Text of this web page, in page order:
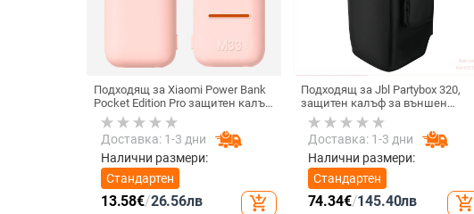
Подходящ за Xiaomi Power Bank
Pocket Edition Pro защитен калъф
33W силиконов 10000mA
неплъзгащ се защитен калъф за
Power Bank
Доставка: 1-3 дни
Налични размери:
Стандартен
13.58€/26.56лв add_shopping_cart
Подходящ за Jbl Partybox 320,
защитен калъф за външен
високоговорител, калъф за
количка Stage 320 Audio,
прахозащитно покритие.
Доставка: 1-3 дни
Налични размери:
Стандартен
74.34€/145.40лв add_shopping_cart